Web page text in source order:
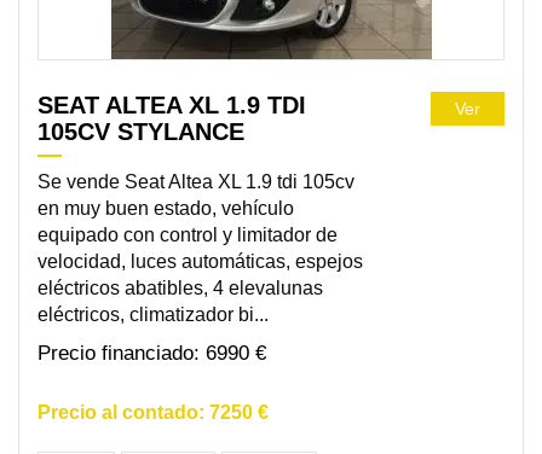
SEAT ALTEA XL 1.9 TDI
105CV STYLANCE
Se vende Seat Altea XL 1.9 tdi 105cv
en muy buen estado, vehículo
equipado con control y limitador de
velocidad, luces automáticas, espejos
eléctricos abatibles, 4 elevalunas
eléctricos, climatizador bi...
6990 €
7250 €
Ver